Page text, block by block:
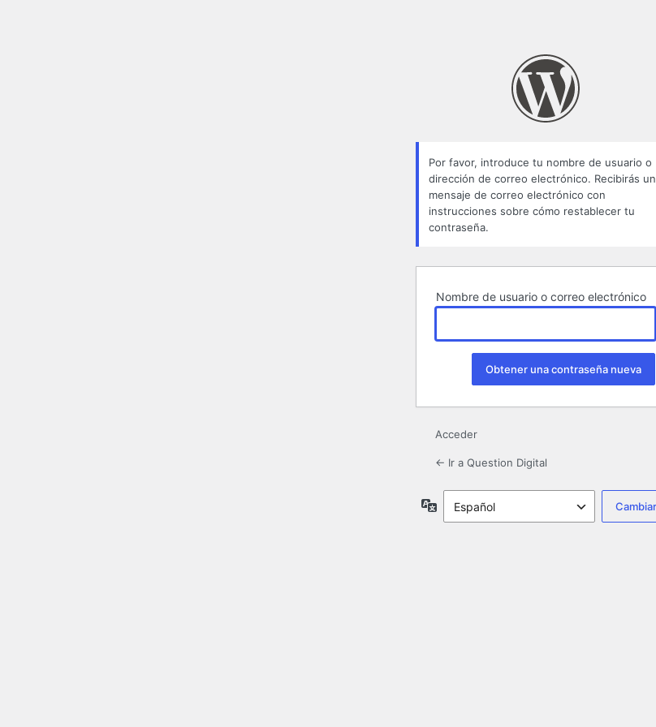
Por favor, introduce tu nombre de usuario o
dirección de correo electrónico. Recibirás un
mensaje de correo electrónico con
instrucciones sobre cómo restablecer tu
contraseña.
Nombre de usuario o correo electrónico
Acceder
← Ir a Question Digital
Idioma